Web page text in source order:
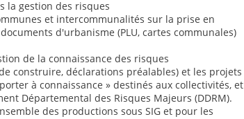
la gestion des risques
et intercommunalités sur la prise en
d'urbanisme (PLU, cartes communales)
de la connaissance des risques
construire, déclarations préalables) et les projets
à connaissance » destinés aux collectivités, et
Départemental des Risques Majeurs (DDRM).
des productions sous SIG et pour les